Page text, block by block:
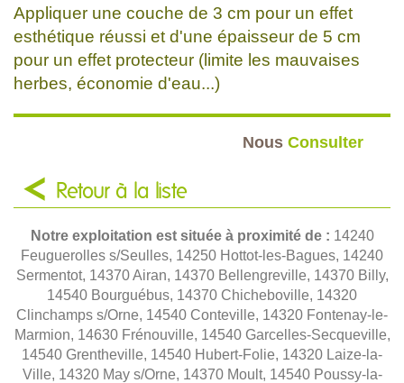
Appliquer une couche de 3 cm pour un effet
esthétique réussi et d'une épaisseur de 5 cm
pour un effet protecteur (limite les mauvaises
herbes, économie d'eau...)
Nous Consulter
Retour à la liste
Notre exploitation est située à proximité de : 14240
Feuguerolles s/Seulles, 14250 Hottot-les-Bagues, 14240
Sermentot, 14370 Airan, 14370 Bellengreville, 14370 Billy,
14540 Bourguébus, 14370 Chicheboville, 14320
Clinchamps s/Orne, 14540 Conteville, 14320 Fontenay-le-
Marmion, 14630 Frénouville, 14540 Garcelles-Secqueville,
14540 Grentheville, 14540 Hubert-Folie, 14320 Laize-la-
Ville, 14320 May s/Orne, 14370 Moult, 14540 Poussy-la-